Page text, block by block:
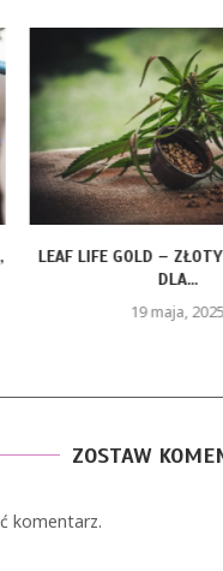
LEAF LIFE GOLD –
DLA...
19 maja, 2025
ZOSTAW
komentarz.